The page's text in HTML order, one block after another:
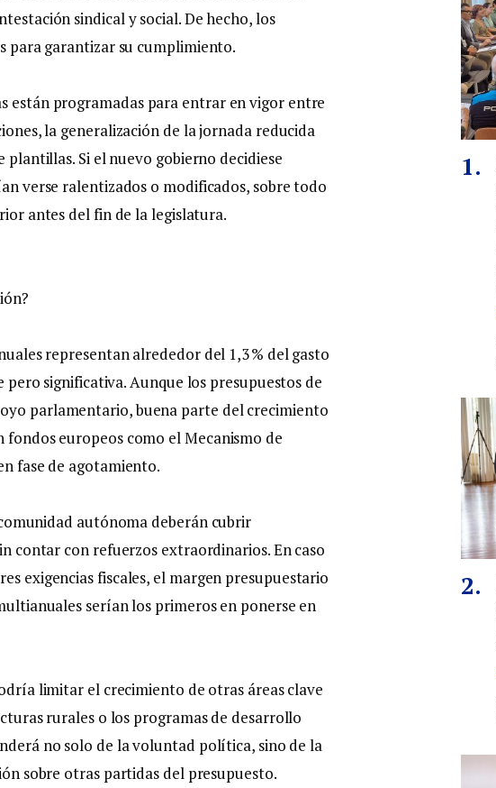
sindical y social. De hecho, los
para garantizar su cumplimiento.
están programadas para entrar en vigor entre
la generalización de la jornada reducida
plantillas. Si el nuevo gobierno decidiese
verse ralentizados o modificados, sobre todo
antes del fin de la legislatura.
representan alrededor del 1,3 % del gasto
significativa. Aunque los presupuestos de
parlamentario, buena parte del crecimiento
europeos como el Mecanismo de
fase de agotamiento.
autónoma deberán cubrir
contar con refuerzos extraordinarios. En caso
exigencias fiscales, el margen presupuestario
serían los primeros en ponerse en
limitar el crecimiento de otras áreas clave
rurales o los programas de desarrollo
no solo de la voluntad política, sino de la
sobre otras partidas del presupuesto.